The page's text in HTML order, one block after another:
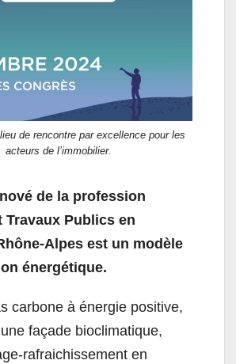
de rencontre par excellence pour les
acteurs de l’immobilier.
de la profession
Travaux Publics en
Alpes est un modèle
énergétique.
carbone à énergie positive,
façade bioclimatique,
rafraichissement en